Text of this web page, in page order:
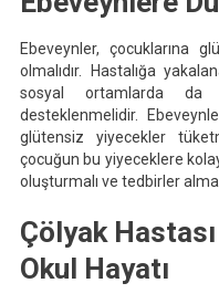
Ebeveynler, çocuklarına
olmalıdır. Hastalığa
sosyal ortamlarda da
desteklenmelidir.
glütensiz yiyecekler
çocuğun bu yiyeceklere
oluşturmalı ve tedbirler
Çölyak
Okul Hayatı